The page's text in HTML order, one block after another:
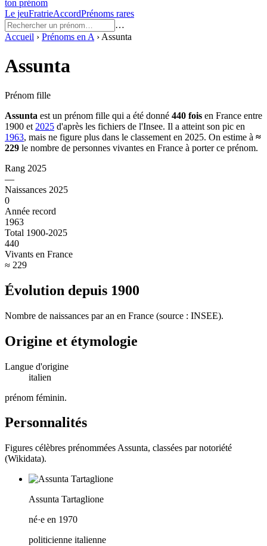
ton prénom
Le jeuFratrieAccordPrénoms rares
…
Accueil › Prénoms en A › Assunta
Assunta
Prénom fille
Assunta est un prénom fille qui a été donné 440 fois en France entre
1900 et 2025 d'après les fichiers de l'Insee. Il a atteint son pic en
1963, mais ne figure plus dans le classement en 2025. On estime à ≈
229 le nombre de personnes vivantes en France à porter ce prénom.
Rang 2025
—
Naissances 2025
0
Année record
1963
Total 1900-2025
440
Vivants en France
≈ 229
Évolution depuis 1900
Nombre de naissances par an en France (source : INSEE).
Origine et étymologie
Langue d'origine
italien
prénom féminin.
Personnalités
Figures célèbres prénommées Assunta, classées par notoriété
(Wikidata).
Assunta Tartaglione
né·e en 1970
politicienne italienne